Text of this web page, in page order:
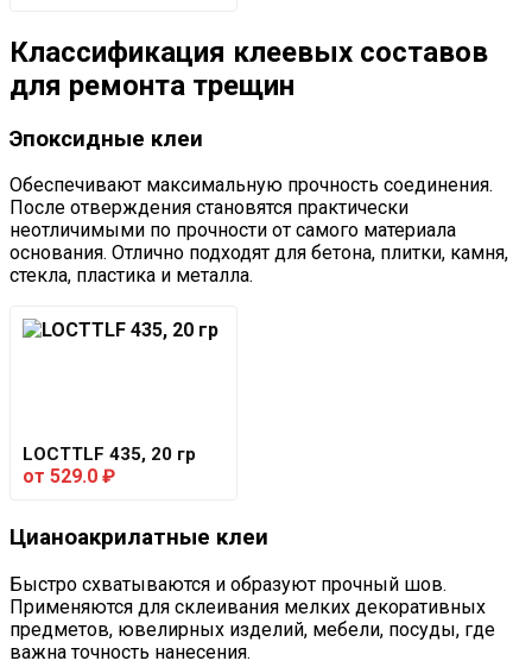
Классификация клеевых составов
для ремонта трещин
Эпоксидные клеи
Обеспечивают максимальную прочность соединения.
После отверждения становятся практически
неотличимыми по прочности от самого материала
основания. Отлично подходят для бетона, плитки, камня,
стекла, пластика и металла.
LOCTTLF 435, 20 гр
от 529.0 ₽
Цианоакрилатные клеи
Быстро схватываются и образуют прочный шов.
Применяются для склеивания мелких декоративных
предметов, ювелирных изделий, мебели, посуды, где
важна точность нанесения.